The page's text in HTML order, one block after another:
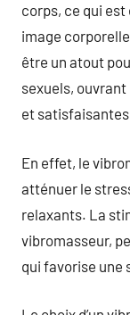
corps, ce qui est
image
être un atout
sexuels,
et
En effet, le
atténuer le
relaxants. La
vibromasseur,
qui favorise une